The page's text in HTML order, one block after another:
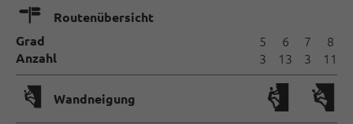
🍫
Routenübersicht
Grad
Anzahl
5
3
6
13
7
3
8
11
🅩 Wandneigung